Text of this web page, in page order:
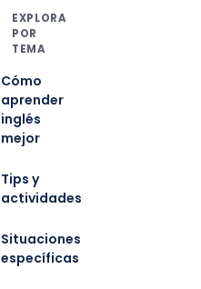
EXPLORA
POR
TEMA
Cómo
aprender
inglés
mejor
Tips y
actividades
Situaciones
específicas